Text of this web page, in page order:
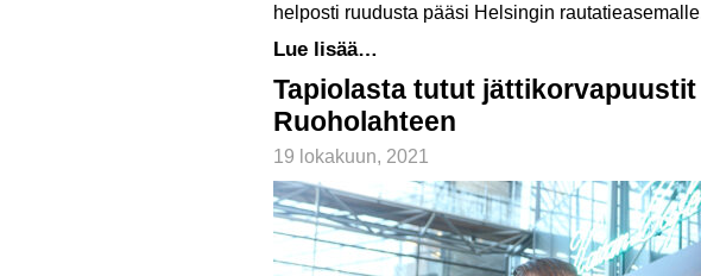
helposti ruudusta pääsi Helsingin
Lue lisää…
Tapiolasta tutut
Ruoholahteen
19 lokakuun, 2021